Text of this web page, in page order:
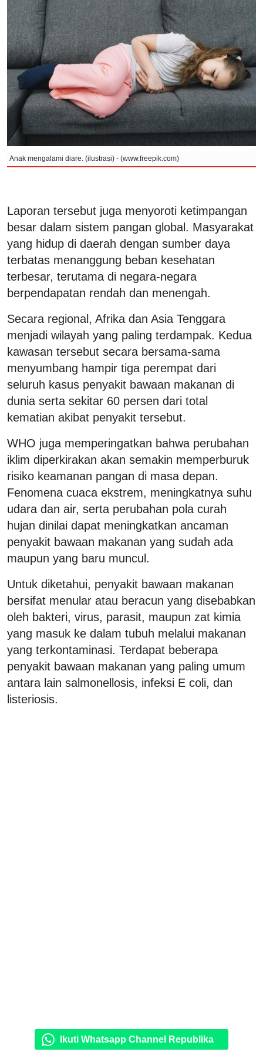
Anak mengalami diare. (ilustrasi) - (www.freepik.com)
Laporan tersebut juga menyoroti ketimpangan
besar dalam sistem pangan global. Masyarakat
yang hidup di daerah dengan sumber daya
terbatas menanggung beban kesehatan
terbesar, terutama di negara-negara
berpendapatan rendah dan menengah.
Secara regional, Afrika dan Asia Tenggara
menjadi wilayah yang paling terdampak. Kedua
kawasan tersebut secara bersama-sama
menyumbang hampir tiga perempat dari
seluruh kasus penyakit bawaan makanan di
dunia serta sekitar 60 persen dari total
kematian akibat penyakit tersebut.
WHO juga memperingatkan bahwa perubahan
iklim diperkirakan akan semakin memperburuk
risiko keamanan pangan di masa depan.
Fenomena cuaca ekstrem, meningkatnya suhu
udara dan air, serta perubahan pola curah
hujan dinilai dapat meningkatkan ancaman
penyakit bawaan makanan yang sudah ada
maupun yang baru muncul.
Untuk diketahui, penyakit bawaan makanan
bersifat menular atau beracun yang disebabkan
oleh bakteri, virus, parasit, maupun zat kimia
yang masuk ke dalam tubuh melalui makanan
yang terkontaminasi. Terdapat beberapa
penyakit bawaan makanan yang paling umum
antara lain salmonellosis, infeksi E coli, dan
listeriosis.
Ikuti Whatsapp Channel Republika